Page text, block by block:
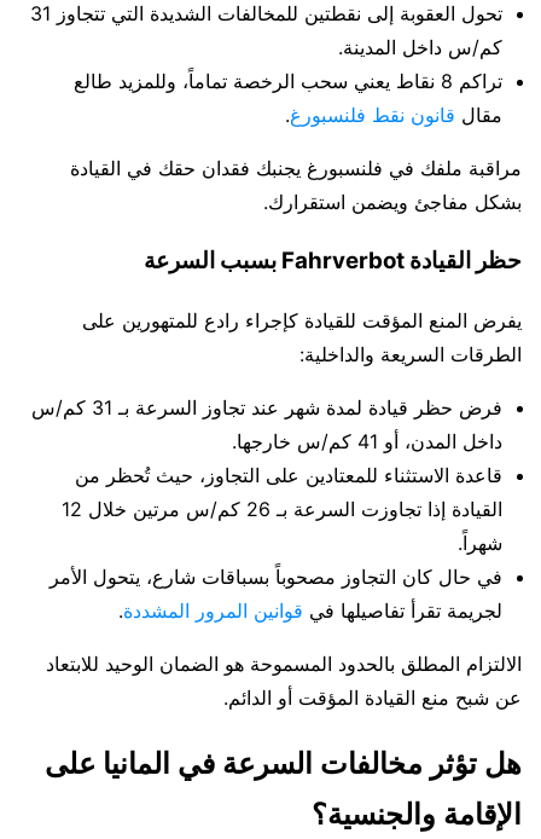
تحول العقوبة إلى نقطتين للمخالفات الشديدة التي تتجاوز 31
كم/س داخل المدينة.
تراكم 8 نقاط يعني سحب الرخصة تماماً، وللمزيد طالع
مقال قانون نقط فلنسبورغ.
مراقبة ملفك في فلنسبورغ يجنبك فقدان حقك في القيادة
بشكل مفاجئ ويضمن استقرارك.
حظر القيادة Fahrverbot بسبب السرعة
يفرض المنع المؤقت للقيادة كإجراء رادع للمتهورين على
الطرقات السريعة والداخلية:
فرض حظر قيادة لمدة شهر عند تجاوز السرعة بـ 31 كم/س
داخل المدن، أو 41 كم/س خارجها.
قاعدة الاستثناء للمعتادين على التجاوز، حيث تُحظر من
القيادة إذا تجاوزت السرعة بـ 26 كم/س مرتين خلال 12
شهراً.
في حال كان التجاوز مصحوباً بسباقات شارع، يتحول الأمر
لجريمة تقرأ تفاصيلها في قوانين المرور المشددة.
الالتزام المطلق بالحدود المسموحة هو الضمان الوحيد للابتعاد
عن شبح منع القيادة المؤقت أو الدائم.
هل تؤثر مخالفات السرعة في المانيا على
الإقامة والجنسية؟